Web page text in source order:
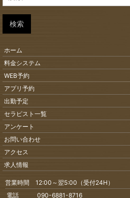
索:
検索
ホーム
料金システム
WEB予約
アプリ予約
出勤予定
セラピスト一覧
アンケート
お問い合わせ
アクセス
求人情報
営業時間 12:00～翌5:00（受付24H）
電話 090-6881-8716